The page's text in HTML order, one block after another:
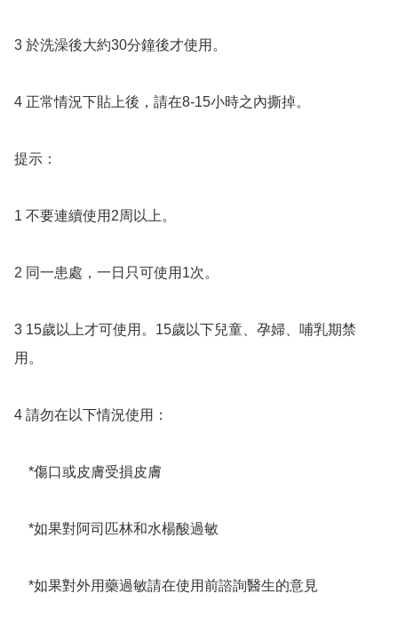
3 於洗澡後大約30分鐘後才使用。
4 正常情況下貼上後，請在8-15小時之內撕掉。
提示：
1 不要連續使用2周以上。
2 同一患處，一日只可使用1次。
3 15歲以上才可使用。15歲以下兒童、孕婦、哺乳期禁
用。
4 請勿在以下情況使用：
*傷口或皮膚受損皮膚
*如果對阿司匹林和水楊酸過敏
*如果對外用藥過敏請在使用前諮詢醫生的意見